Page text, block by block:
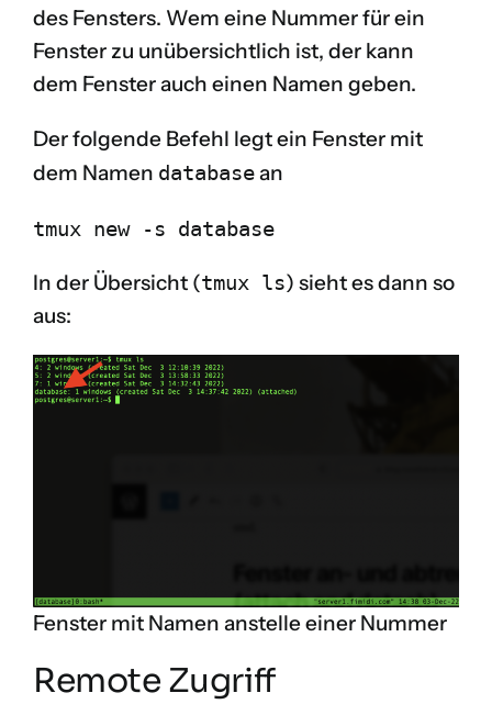
des Fensters. Wem eine Nummer für ein
Fenster zu unübersichtlich ist, der kann
dem Fenster auch einen Namen geben.
Der folgende Befehl legt ein Fenster mit
dem Namen databasean
tmux new -s database
In der Übersicht (tmux ls) sieht es dann so
aus:
Fenster mit Namen anstelle einer Nummer
Remote Zugriff